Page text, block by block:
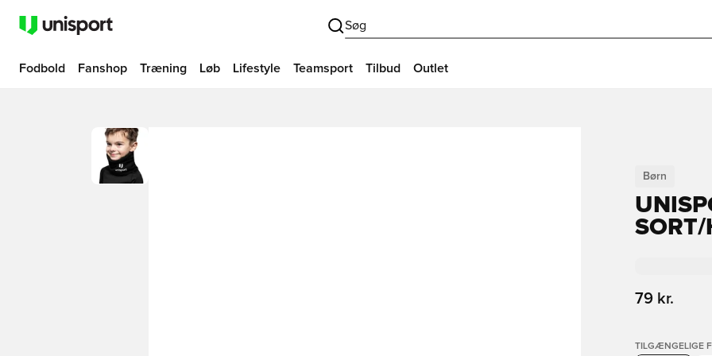
Søg
Fodbold Fanshop Træning Løb Lifestyle Teamsport Tilbud Outlet
Børn
79 kr.
TILGÆNGELIGE